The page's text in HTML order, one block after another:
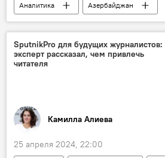
Аналитика
Азербайджан
Экономика
Предпринимательство
бизнес-климат
Эльшад Мамедов
налог
Инвестиции
SputnikPrо для будущих журналистов:
эксперт рассказал, чем привлечь
читателя
Камилла Алиева
25 апреля 2024, 22:00